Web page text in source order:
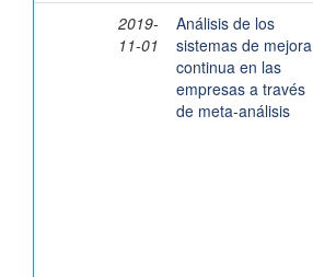
2019-
11-01
Análisis de los
sistemas de mejora
continua en las
empresas a través
de meta-análisis